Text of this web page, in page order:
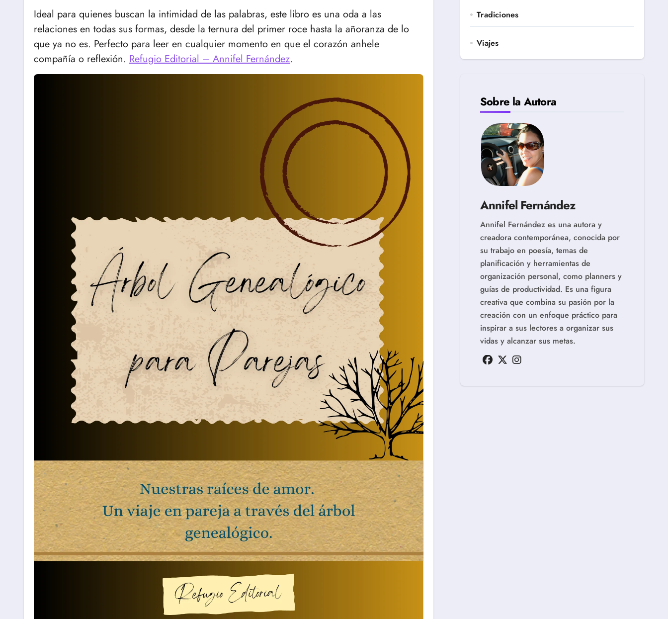
Ideal para quienes buscan la intimidad de las palabras, este libro es una oda a las
relaciones en todas sus formas, desde la ternura del primer roce hasta la añoranza de lo
que ya no es. Perfecto para leer en cualquier momento en que el corazón anhele
compañía o reflexión. Refugio Editorial – Annifel Fernández.
Tradiciones
Viajes
Sobre la Autora
Annifel Fernández
Annifel Fernández es una autora y
creadora contemporánea, conocida por
su trabajo en poesía, temas de
planificación y herramientas de
organización personal, como planners y
guías de productividad. Es una figura
creativa que combina su pasión por la
creación con un enfoque práctico para
inspirar a sus lectores a organizar sus
vidas y alcanzar sus metas.